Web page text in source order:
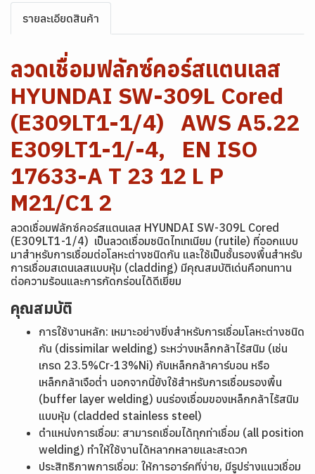
รายละเอียดสินค้า
ลวดเชื่อมฟลักซ์คอร์สแตนเลส
HYUNDAI SW-309L Cored
(E309LT1-1/4) AWS A5.22
E309LT1-1/-4, EN ISO
17633-A T 23 12 L P
M21/C1 2
ลวดเชื่อมฟลักซ์คอร์สแตนเลส HYUNDAI SW-309L Cored
(E309LT1-1/4) เป็นลวดเชื่อมชนิดไทเทเนียม (rutile) ที่ออกแบบ
มาสำหรับการเชื่อมต่อโลหะต่างชนิดกัน และใช้เป็นชั้นรองพื้นสำหรับ
การเชื่อมสเตนเลสแบบหุ้ม (cladding) มีคุณสมบัติเด่นคือทนทาน
ต่อความร้อนและการกัดกร่อนได้ดีเยี่ยม
คุณสมบัติ
การใช้งานหลัก: เหมาะอย่างยิ่งสำหรับการเชื่อมโลหะต่างชนิด
กัน (dissimilar welding) ระหว่างเหล็กกล้าไร้สนิม (เช่น
เกรด 23.5%Cr-13%Ni) กับเหล็กกล้าคาร์บอน หรือ
เหล็กกล้าเจือต่ำ นอกจากนี้ยังใช้สำหรับการเชื่อมรองพื้น
(buffer layer welding) บนร่องเชื่อมของเหล็กกล้าไร้สนิม
แบบหุ้ม (cladded stainless steel)
ตำแหน่งการเชื่อม: สามารถเชื่อมได้ทุกท่าเชื่อม (all position
welding) ทำให้ใช้งานได้หลากหลายและสะดวก
ประสิทธิภาพการเชื่อม: ให้การอาร์คที่ง่าย, มีรูปร่างแนวเชื่อม